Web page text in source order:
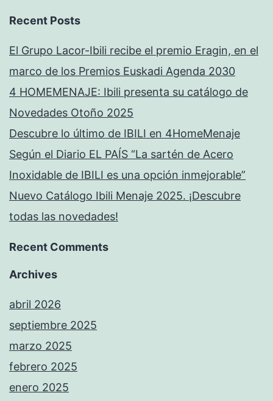
Recent Posts
El Grupo Lacor-Ibili recibe el premio Eragin, en el
marco de los Premios Euskadi Agenda 2030
4 HOMEMENAJE: Ibili presenta su catálogo de
Novedades Otoño 2025
Descubre lo último de IBILI en 4HomeMenaje
Según el Diario EL PAÍS “La sartén de Acero
Inoxidable de IBILI es una opción inmejorable”
Nuevo Catálogo Ibili Menaje 2025. ¡Descubre
todas las novedades!
Recent Comments
Archives
abril 2026
septiembre 2025
marzo 2025
febrero 2025
enero 2025